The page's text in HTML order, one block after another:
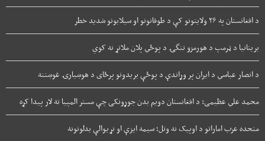
د افغانستان په ۲۶ ولایتونو کې د طوفانونو او سیلابونو شدید خطر
بریتانیا د ټرمپ د هورمزو تنگۍ د پوځي پلان ملاتړ نه کوي
د انصار عباسي د ایران پر وړاندې د پوځې بریدونو پرځای د هوښیارۍ غوښتنه
محمد علي عظیمی: د افغانستان دویم بدن جوړونکی چې مستر المپیا ته لار پیدا کړه
متحده عرب اماراتو د اوپیک نه وتل؛ سیمه ایزې او نړیوالې بدلونونه